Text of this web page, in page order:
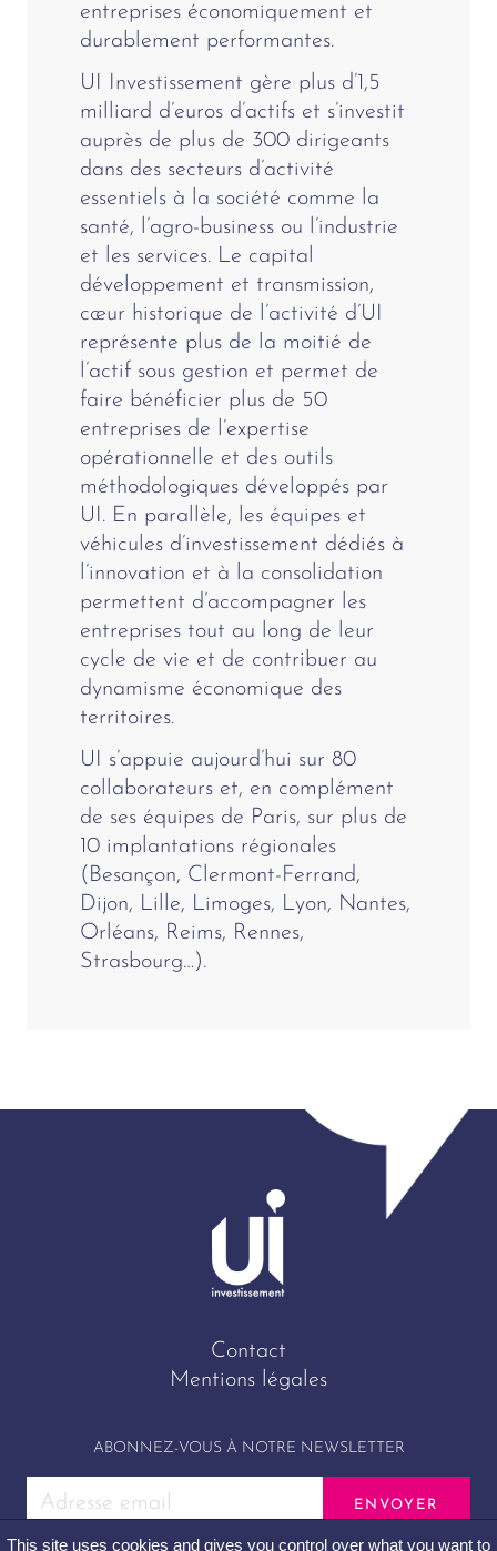
entreprises économiquement et
durablement performantes.
UI Investissement gère plus d’1,5
milliard d’euros d’actifs et s’investit
auprès de plus de 300 dirigeants
dans des secteurs d’activité
essentiels à la société comme la
santé, l’agro-business ou l’industrie
et les services. Le capital
développement et transmission,
cœur historique de l’activité d’UI
représente plus de la moitié de
l’actif sous gestion et permet de
faire bénéficier plus de 50
entreprises de l’expertise
opérationnelle et des outils
méthodologiques développés par
UI. En parallèle, les équipes et
véhicules d’investissement dédiés à
l’innovation et à la consolidation
permettent d’accompagner les
entreprises tout au long de leur
cycle de vie et de contribuer au
dynamisme économique des
territoires.
UI s’appuie aujourd’hui sur 80
collaborateurs et, en complément
de ses équipes de Paris, sur plus de
10 implantations régionales
(Besançon, Clermont-Ferrand,
Dijon, Lille, Limoges, Lyon, Nantes,
Orléans, Reims, Rennes,
Strasbourg…).
Contact
Mentions légales
ABONNEZ-VOUS À NOTRE NEWSLETTER
This site uses cookies and gives you control over what you want to